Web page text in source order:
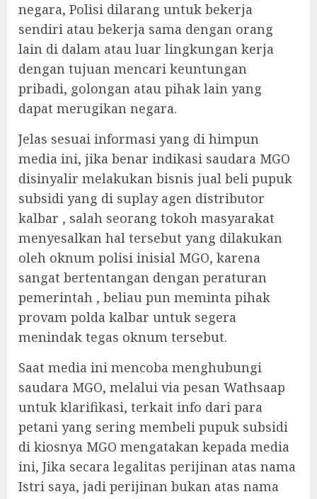
negara, Polisi dilarang untuk bekerja
sendiri atau bekerja sama dengan orang
lain di dalam atau luar lingkungan kerja
dengan tujuan mencari keuntungan
pribadi, golongan atau pihak lain yang
dapat merugikan negara.
Jelas sesuai informasi yang di himpun
media ini, jika benar indikasi saudara MGO
disinyalir melakukan bisnis jual beli pupuk
subsidi yang di suplay agen distributor
kalbar , salah seorang tokoh masyarakat
menyesalkan hal tersebut yang dilakukan
oleh oknum polisi inisial MGO, karena
sangat bertentangan dengan peraturan
pemerintah , beliau pun meminta pihak
provam polda kalbar untuk segera
menindak tegas oknum tersebut.
Saat media ini mencoba menghubungi
saudara MGO, melalui via pesan Wathsaap
untuk klarifikasi, terkait info dari para
petani yang sering membeli pupuk subsidi
di kiosnya MGO mengatakan kepada media
ini, Jika secara legalitas perijinan atas nama
Istri saya, jadi perijinan bukan atas nama